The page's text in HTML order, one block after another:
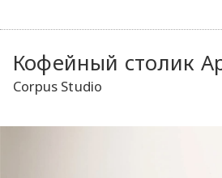
Кофейный столик
Corpus Studio